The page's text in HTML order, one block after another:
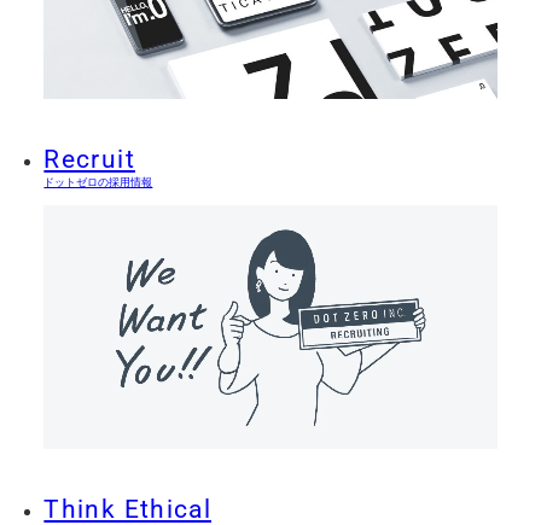
Recruit
ドットゼロの採用情報
Think Ethical